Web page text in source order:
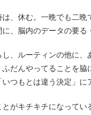
は、休む。一晩でも二晩
、脳内のデータの要る
し、ルーティンの他に、
だんやってることを脇
いつもとは違う決定」に
とがキチキチになってい